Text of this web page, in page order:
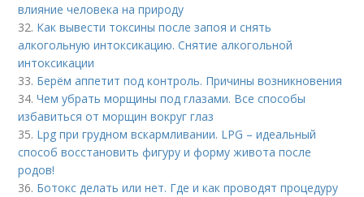
влияние человека на природу
32. Как вывести токсины после запоя и снять
алкогольную интоксикацию. Снятие алкогольной
интоксикации
33. Берём аппетит под контроль. Причины возникновения
34.Чем убрать морщины под глазами. Все способы
избавиться от морщин вокруг глаз
35. Lpg при грудном вскармливании. LPG – идеальный
способ восстановить фигуру и форму живота после
родов!
36. Ботокс делать или нет. Где и как проводят процедуру